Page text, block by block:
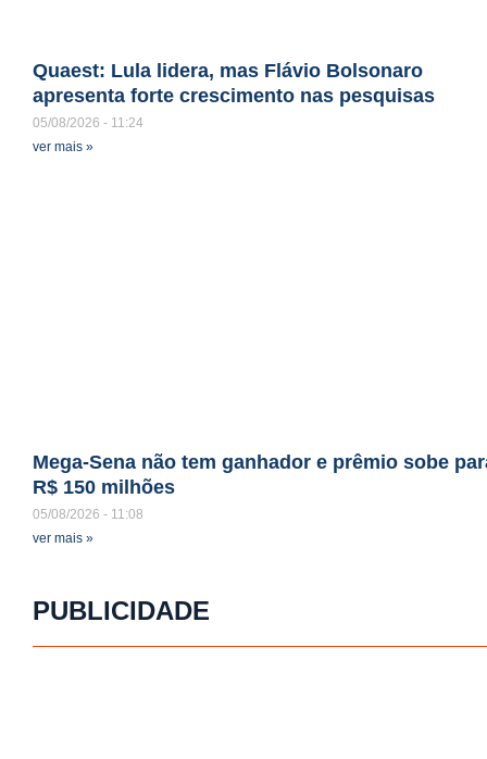
Quaest: Lula lidera, mas Flávio Bolsonaro
apresenta forte crescimento nas pesquisas
05/08/2026
11:24
ver mais »
Mega-Sena não tem ganhador e prêmio sobe
R$ 150 milhões
05/08/2026
11:08
ver mais »
PUBLICIDADE